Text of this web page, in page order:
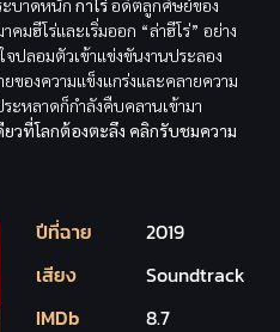
ะบาดหนัก กาโร่อดีตลูกศิษย์ของ
มฮีโร่และเริ่มออก “ล่าฮีโร่” อย่าง
ปลอมตัวเข้าแข่งขันงานประลอง
ของความแข็งแกร่งและคลายความ
ะหลาดก็กำลังคืบคลานเข้ามา
วที่โลกต้องตะลึง คลิกรับชมความ
ปีที่ฉาย
2019
เสียง
Soundtrack
IMDb
8.7